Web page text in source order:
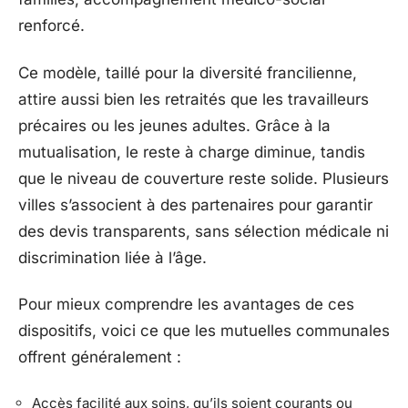
renforcé.
Ce modèle, taillé pour la diversité francilienne,
attire aussi bien les retraités que les travailleurs
précaires ou les jeunes adultes. Grâce à la
mutualisation, le reste à charge diminue, tandis
que le niveau de couverture reste solide. Plusieurs
villes s’associent à des partenaires pour garantir
des devis transparents, sans sélection médicale ni
discrimination liée à l’âge.
Pour mieux comprendre les avantages de ces
dispositifs, voici ce que les mutuelles communales
offrent généralement :
Accès facilité aux soins, qu’ils soient courants ou